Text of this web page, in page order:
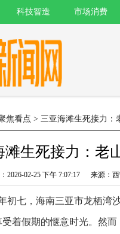
科技智造 市场消费
焦看点 > 三亚海滩生死接力：
滩生死接力：老
：2026-02-25 下午 7:07:17 来源
初七，海南三亚市龙栖湾
受着假期的惬意时光。然